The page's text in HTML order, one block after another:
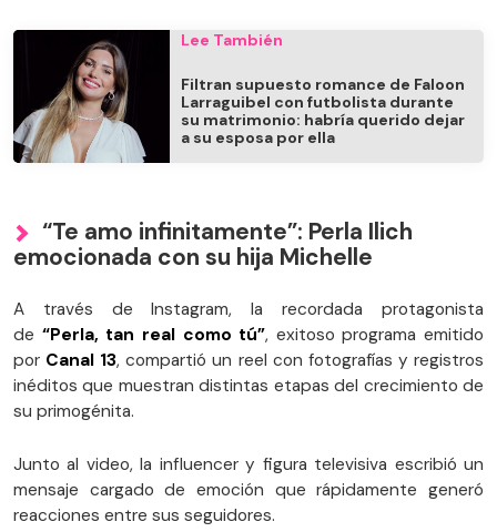
Lee También
Filtran supuesto romance de Faloon
Larraguibel con futbolista durante
su matrimonio: habría querido dejar
a su esposa por ella
“Te amo infinitamente”: Perla Ilich
emocionada con su hija Michelle
A través de Instagram, la recordada protagonista
de “Perla, tan real como tú”, exitoso programa emitido
por Canal 13, compartió un reel con fotografías y registros
inéditos que muestran distintas etapas del crecimiento de
su primogénita.
Junto al video, la influencer y figura televisiva escribió un
mensaje cargado de emoción que rápidamente generó
reacciones entre sus seguidores.